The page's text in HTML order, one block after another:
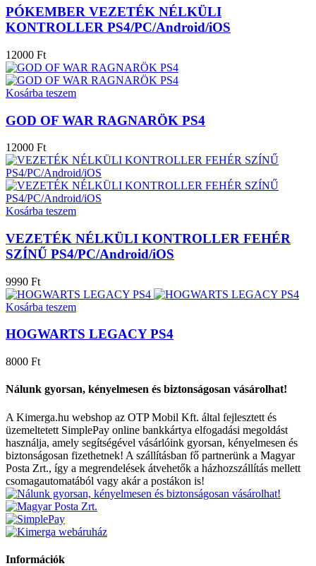
PÓKEMBER VEZETÉK NÉLKÜLI
KONTROLLER PS4/PC/Android/iOS
12000 Ft
Kosárba teszem
GOD OF WAR RAGNARÖK PS4
12000 Ft
Kosárba teszem
VEZETÉK NÉLKÜLI KONTROLLER FEHÉR
SZÍNŰ PS4/PC/Android/iOS
9990 Ft
Kosárba teszem
HOGWARTS LEGACY PS4
8000 Ft
Nálunk gyorsan, kényelmesen és biztonságosan vásárolhat!
A Kimerga.hu webshop az OTP Mobil Kft. által fejlesztett és
üzemeltetett SimplePay online bankkártya elfogadási megoldást
használja, amely segítségével vásárlóink gyorsan, kényelmesen és
biztonságosan fizethetnek! A szállításban fő partnerünk a Magyar
Posta Zrt., így a megrendelések átvehetők a házhozszállítás mellett
csomagautomatából vagy akár a postákon is!
Információk